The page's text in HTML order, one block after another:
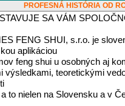
PROFESNÁ HISTÓRIA OD